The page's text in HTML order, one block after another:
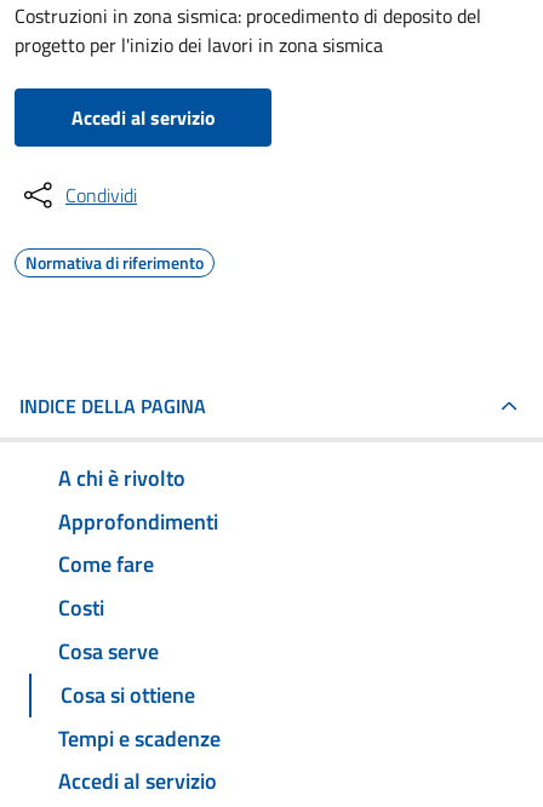
Costruzioni in zona sismica: procedimento di deposito del
progetto per l'inizio dei lavori in zona sismica
Accedi al servizio
Condividi
Normativa di riferimento
INDICE DELLA PAGINA
A chi è rivolto
Approfondimenti
Come fare
Costi
Cosa serve
Cosa si ottiene
Tempi e scadenze
Accedi al servizio